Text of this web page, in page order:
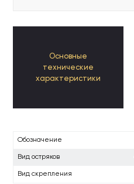
Основные
технические
характеристики
Обозначение
Вид остряков
Вид скрепления